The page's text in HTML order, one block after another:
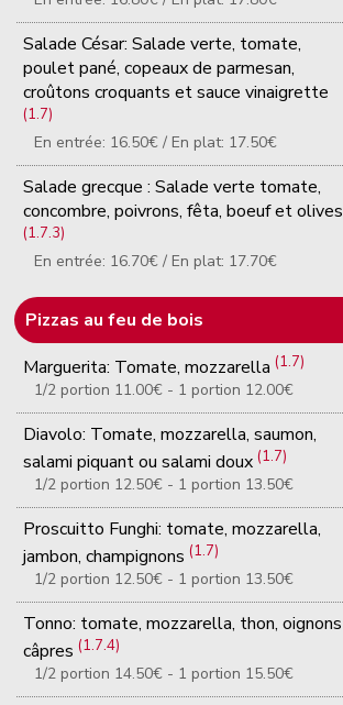
Salade César: Salade verte, tomate,
poulet pané, copeaux de parmesan,
croûtons croquants et sauce vinaigrette
(1.7)
En entrée: 16.50€ / En plat: 17.50€
Salade grecque : Salade verte tomate,
concombre, poivrons, fêta, boeuf et olives
(1.7.3)
En entrée: 16.70€ / En plat: 17.70€
Pizzas au feu de bois
Marguerita: Tomate, mozzarella(1.7)
1/2 portion 11.00€ - 1 portion 12.00€
Diavolo: Tomate, mozzarella, saumon,
salami piquant ou salami doux(1.7)
1/2 portion 12.50€ - 1 portion 13.50€
Proscuitto Funghi: tomate, mozzarella,
jambon, champignons(1.7)
1/2 portion 12.50€ - 1 portion 13.50€
Tonno: tomate, mozzarella, thon, oignons
câpres(1.7.4)
1/2 portion 14.50€ - 1 portion 15.50€